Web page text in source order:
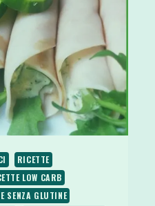
RICETTE
LOW CARB
SENZA GLUTINE